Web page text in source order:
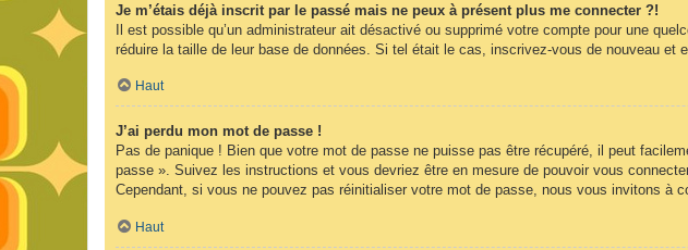
Je m’étais déjà inscrit par le passé mais ne peux à présent plus me connecter ?!
Il est possible qu’un administrateur ait désactivé ou supprimé votre compte pour une
réduire la taille de leur base de données. Si tel était le cas, inscrivez-vous de nouveau et
Haut
J’ai perdu mon mot de passe !
Pas de panique ! Bien que votre mot de passe ne puisse pas être récupéré, il peut
passe ». Suivez les instructions et vous devriez être en mesure de pouvoir vous
Cependant, si vous ne pouvez pas réinitialiser votre mot de passe, nous vous invitons à
Haut